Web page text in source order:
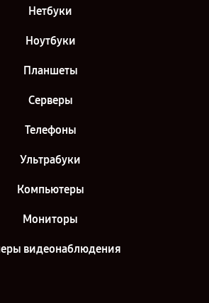
Нетбуки
Ноутбуки
Планшеты
Серверы
Телефоны
Ультрабуки
Компьютеры
Мониторы
видеонаблюдения